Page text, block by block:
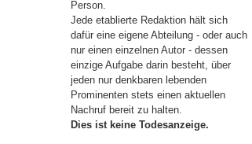
Person.
Jede etablierte Redaktion hält sich
dafür eine eigene Abteilung - oder auch
nur einen einzelnen Autor - dessen
einzige Aufgabe darin besteht, über
jeden nur denkbaren lebenden
Prominenten stets einen aktuellen
Nachruf bereit zu halten.
Dies ist keine Todesanzeige.